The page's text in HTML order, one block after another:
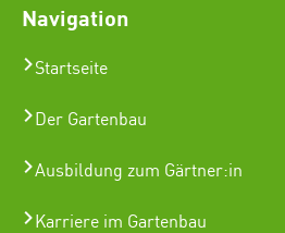
Navigation
Startseite
Der Gartenbau
Ausbildung zum Gärtner:in
Karriere im Gartenbau